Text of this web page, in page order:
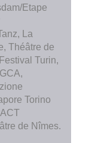
Etape
La
Théâtre de
Turin,
Torino
de Nîmes.